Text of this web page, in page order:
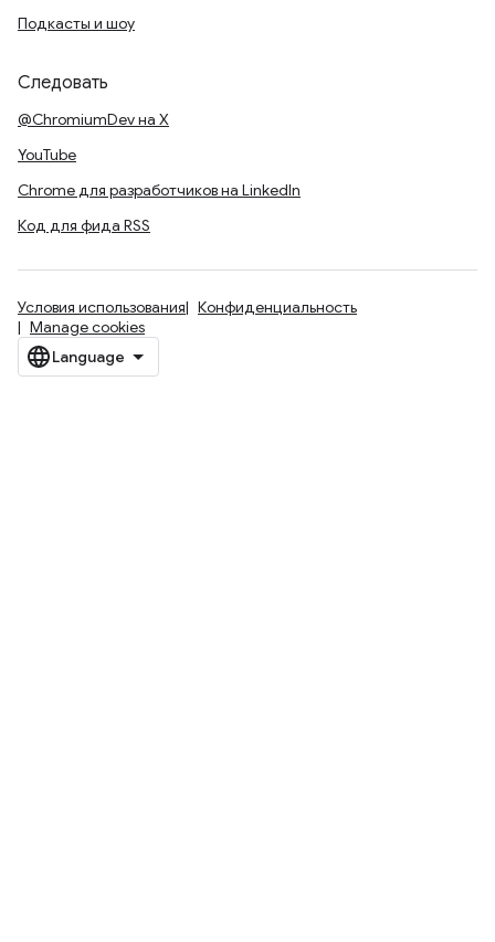
Подкасты и шоу
Следовать
@ChromiumDev на X
YouTube
Chrome для разработчиков на LinkedIn
Код для фида RSS
Условия использования
Конфиденциальность
Manage cookies